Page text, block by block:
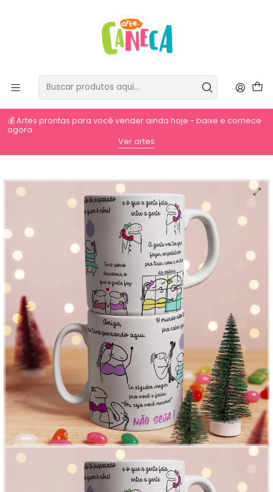
💰 Artes prontas para você vender ainda hoje - baixe e comece
agora
Ver artes